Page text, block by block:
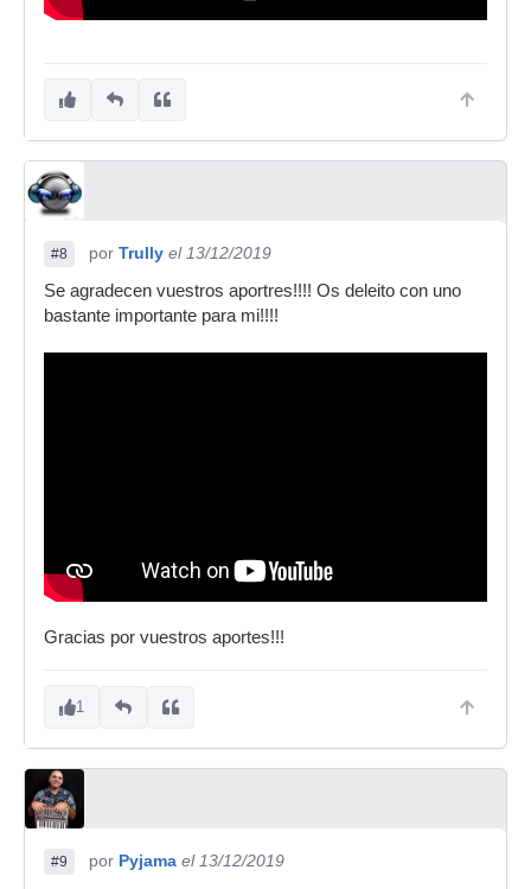
#8 por Trully el 13/12/2019
Se agradecen vuestros aportres!!!! Os deleito con uno
bastante importante para mi!!!!
Gracias por vuestros aportes!!!
1
#9 por Pyjama el 13/12/2019